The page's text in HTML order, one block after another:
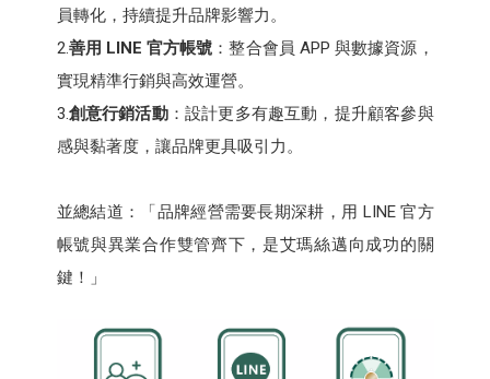
員轉化，持續提升品牌影響力。
2.善用 LINE 官方帳號 ：整合會員 APP 與數據資源，
實現精準行銷與高效運營。
3.創意行銷活動：設計更多有趣互動，提升顧客參與
感與黏著度，讓品牌更具吸引力。
並總結道：「品牌經營需要長期深耕，用 LINE 官方
帳號與異業合作雙管齊下，是艾瑪絲邁向成功的關
鍵！」